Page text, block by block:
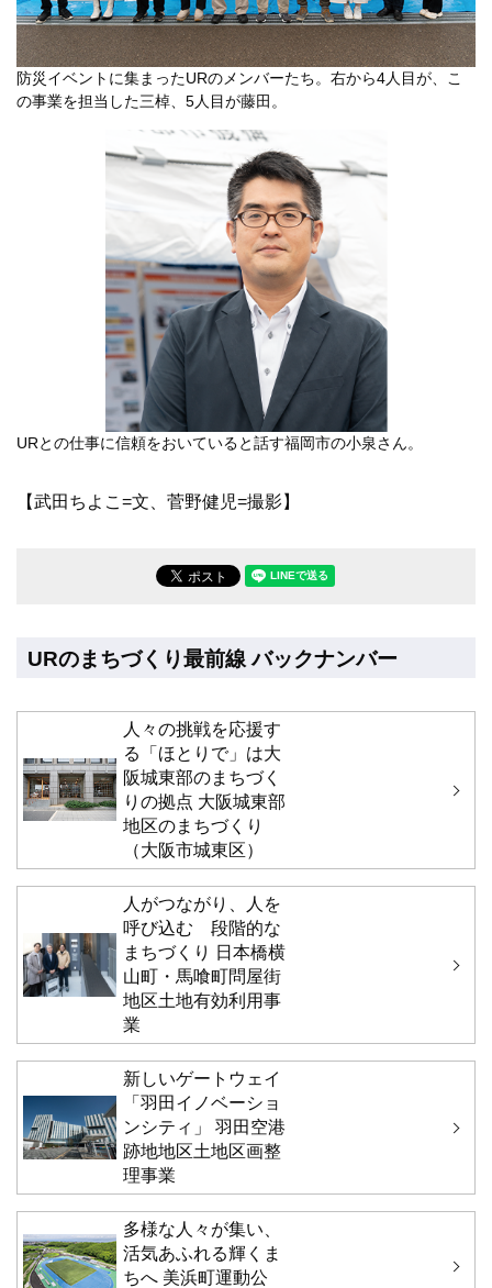
防災イベントに集まったURのメンバーたち。右から4人目が、こ
の事業を担当した三棹、5人目が藤田。
URとの仕事に信頼をおいていると話す福岡市の小泉さん。
【武田ちよこ=文、菅野健児=撮影】
LINEで送る(別ウィンドウで開
URのまちづくり最前線 バックナンバー
人々の挑戦を応援す
る「ほとりで」は大
阪城東部のまちづく
りの拠点 大阪城東部
地区のまちづくり
（大阪市城東区）
人がつながり、人を
呼び込む 段階的な
まちづくり 日本橋横
山町・馬喰町問屋街
地区土地有効利用事
業
新しいゲートウェイ
「羽田イノベーショ
ンシティ」 羽田空港
跡地地区土地区画整
理事業
多様な人々が集い、
活気あふれる輝くま
ちへ 美浜町運動公